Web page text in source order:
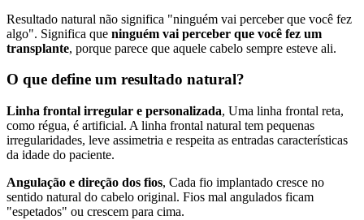
Resultado natural não significa "ninguém vai perceber que você fez
algo". Significa que ninguém vai perceber que você fez um
transplante, porque parece que aquele cabelo sempre esteve ali.
O que define um resultado natural?
Linha frontal irregular e personalizada, Uma linha frontal reta,
como régua, é artificial. A linha frontal natural tem pequenas
irregularidades, leve assimetria e respeita as entradas características
da idade do paciente.
Angulação e direção dos fios, Cada fio implantado cresce no
sentido natural do cabelo original. Fios mal angulados ficam
"espetados" ou crescem para cima.